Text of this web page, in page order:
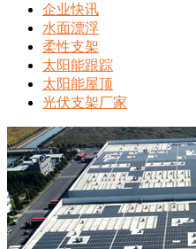
企业快讯
水面漂浮
柔性支架
太阳能跟踪
太阳能屋顶
光伏支架厂家